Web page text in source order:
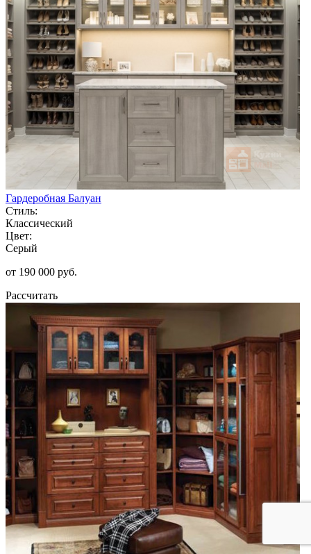
Гардеробная Балуан
Стиль:
Классический
Цвет:
Серый
от 190 000 руб.
Рассчитать